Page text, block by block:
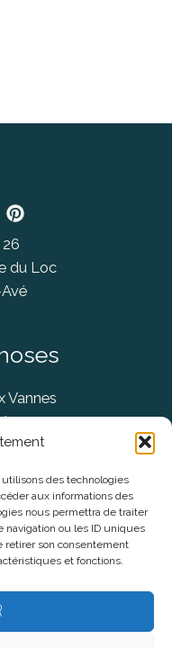
des technologies
aux informations des
nous permettra de traiter
navigation ou les ID uniques
retirer son consentement
et fonctions.
du Loc
Vannes